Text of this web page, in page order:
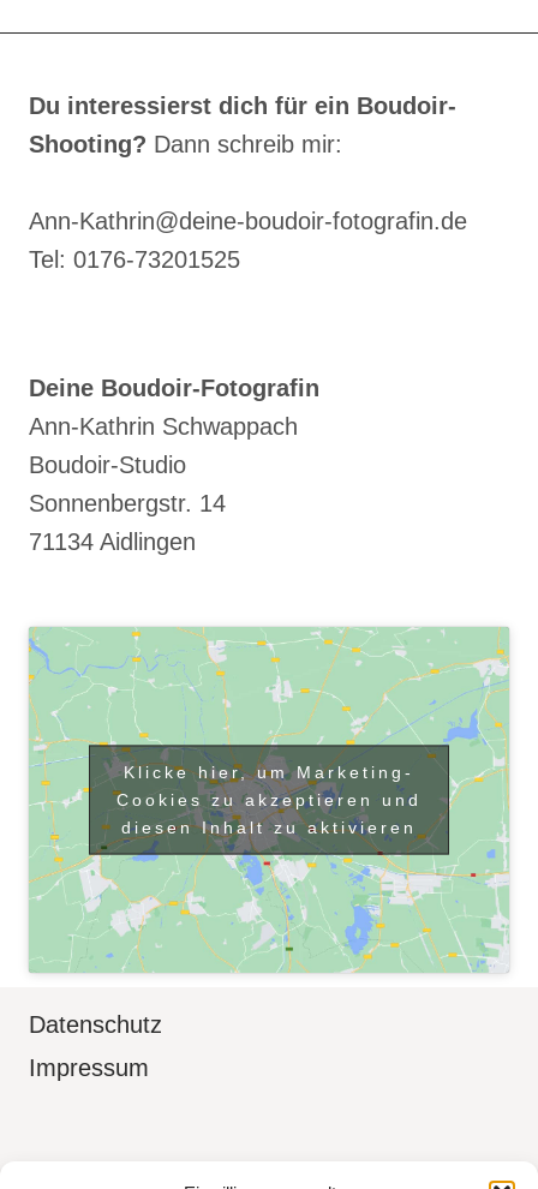
UND
–
WARUM
BOUDOIR
IST
BILD
Du interessierst dich für ein Boudoir-
Shooting? Dann schreib mir:
Ann-Kathrin@deine-boudoir-fotografin.de
Tel: 0176-73201525
Deine Boudoir-Fotografin
Ann-Kathrin Schwappach
Boudoir-Studio
Sonnenbergstr. 14
71134 Aidlingen
Klicke hier, um Marketing-
Cookies zu akzeptieren und
diesen Inhalt zu aktivieren
Datenschutz
Impressum